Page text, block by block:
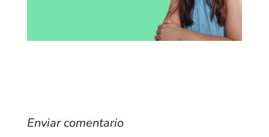
Enviar comentario